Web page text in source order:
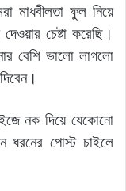
মাধবীলতা ফুল নিয়ে
চেষ্টা করেছি।
বেশি ভালো লাগলো
নক দিয়ে যেকোনো
ধরনের পোস্ট চাইলে